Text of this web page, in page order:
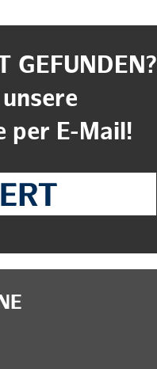
GEFUNDEN?
per E-Mail!